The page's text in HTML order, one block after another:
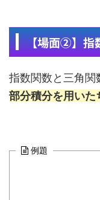
【場面②】指
指数関数と三角関
部分積分を用いた
例題